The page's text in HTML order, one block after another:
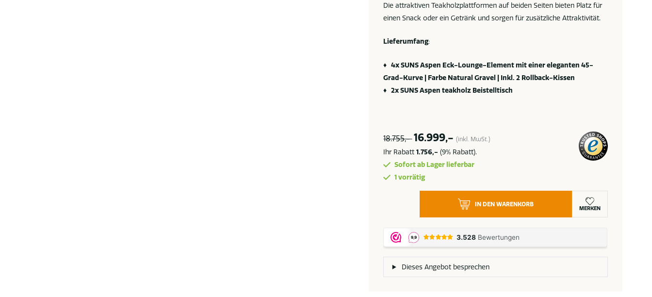
Die attraktiven Teakholzplattformen auf beiden Seiten bieten Platz für
einen Snack oder ein Getränk und sorgen für zusätzliche Attraktivität.
Lieferumfang:
♦ 4x SUNS Aspen Eck-Lounge-Element mit einer eleganten 45-
Grad-Kurve | Farbe Natural Gravel | Inkl. 2 Rollback-Kissen
♦ 2x SUNS Aspen teakholz Beistelltisch
18.755,- 16.999,- (inkl. MwSt.)
Ihr Rabatt1.756,- (9% Rabatt).
Sofort ab Lager lieferbar
1 vorrätig
Eckbank
Teak
Natural
IN DEN WARENKORB
MERKEN
Dieses Angebot besprechen